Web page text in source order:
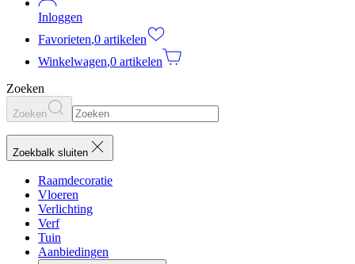
Inloggen
Favorieten,0 artikelen
Winkelwagen,0 artikelen
Zoeken
Zoeken
Zoekbalk sluiten
Raamdecoratie
Vloeren
Verlichting
Verf
Tuin
Aanbiedingen